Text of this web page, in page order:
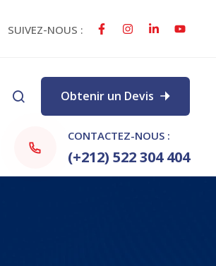
SUIVEZ-NOUS :
Obtenir un Devis
CONTACTEZ-NOUS :
(+212) 522 304 404